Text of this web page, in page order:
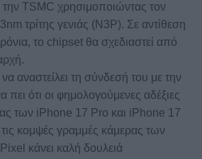
TSMC χρησιμοποιώντας τον
τρίτης γενιάς (N3P). Σε αντίθεση
το chipset θα σχεδιαστεί από
αναστείλει τη σύνδεσή του με την
πει ότι οι φημολογούμενες αδέξιες
των iPhone 17 Pro και iPhone 17
κομψές γραμμές κάμερας των
κάνει καλή δουλειά